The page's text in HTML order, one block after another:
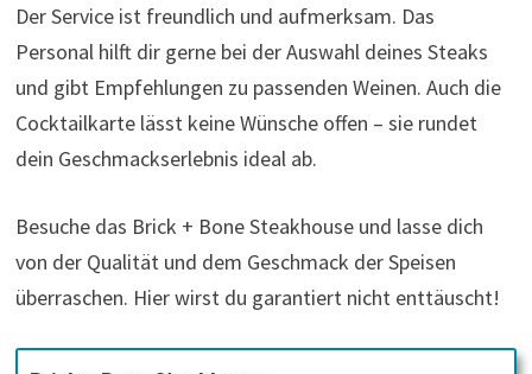
Der Service ist freundlich und aufmerksam. Das
Personal hilft dir gerne bei der Auswahl deines Steaks
und gibt Empfehlungen zu passenden Weinen. Auch die
Cocktailkarte lässt keine Wünsche offen – sie rundet
dein Geschmackserlebnis ideal ab.
Besuche das Brick + Bone Steakhouse und lasse dich
von der Qualität und dem Geschmack der Speisen
überraschen. Hier wirst du garantiert nicht enttäuscht!